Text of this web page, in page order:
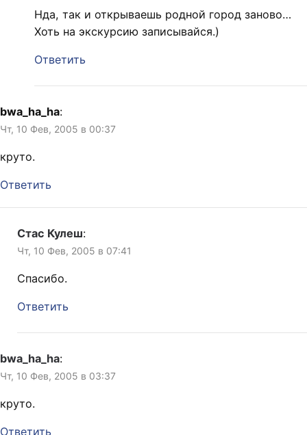
Нда, так и открываешь родной город заново…
Хоть на экскурсию записывайся.)
Ответить
bwa_ha_ha:
Чт, 10 Фев, 2005 в 00:37
круто.
Ответить
Стас Кулеш:
Чт, 10 Фев, 2005 в 07:41
Спасибо.
Ответить
bwa_ha_ha:
Чт, 10 Фев, 2005 в 03:37
круто.
Ответить